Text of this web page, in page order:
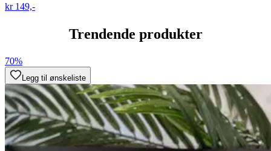
kr 149,-
Trendende produkter
70%
Legg til ønskeliste